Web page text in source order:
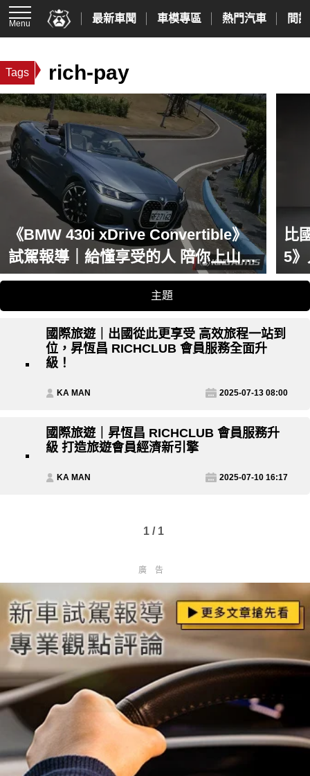
Menu 最新車聞 車模專區 熱門汽車 間
Tags rich-pay
《BMW 430i xDrive Convertible》
試駕報導｜給懂享受的人 陪你上山海
的全天候敞篷跑車
比
5
間
主題
國際旅遊｜出國從此更享受 高效旅程一站到
位，昇恆昌 RICHCLUB 會員服務全面升
級！
KA MAN 2025-07-13 08:00
國際旅遊｜昇恆昌 RICHCLUB 會員服務升
級 打造旅遊會員經濟新引擎
KA MAN 2025-07-10 16:17
1 / 1
廣告